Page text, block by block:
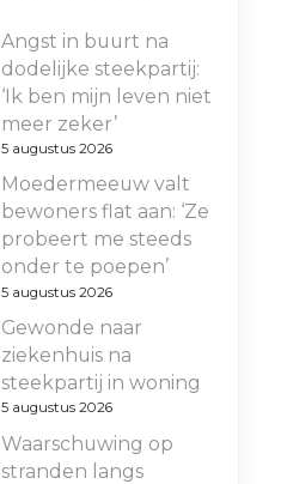
Angst in buurt na
dodelijke steekpartij:
‘Ik ben mijn leven niet
meer zeker’
5 augustus 2026
Moedermeeuw valt
bewoners flat aan: ‘Ze
probeert me steeds
onder te poepen’
5 augustus 2026
Gewonde naar
ziekenhuis na
steekpartij in woning
5 augustus 2026
Waarschuwing op
stranden langs